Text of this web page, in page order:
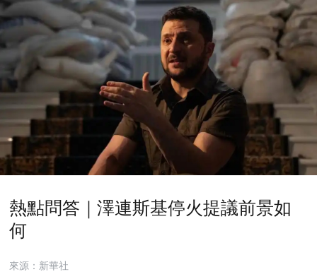
熱點問答｜澤連斯基停火提議前景如
何
來源：新華社